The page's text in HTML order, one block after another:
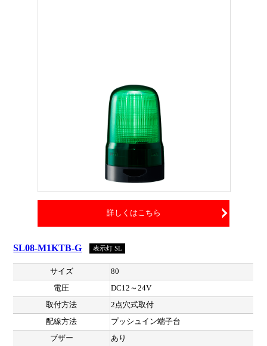
詳しくはこちら
SL08-M1KTB-G 表示灯 SL
サイズ
80
電圧
DC12～24V
取付方法
2点穴式取付
配線方法
プッシュイン端子台
ブザー
あり